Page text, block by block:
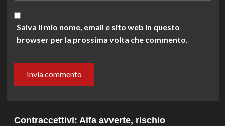
Salva il mio nome, email e sito web in questo
browser per la prossima volta che commento.
Contraccettivi: Aifa avverte, rischio